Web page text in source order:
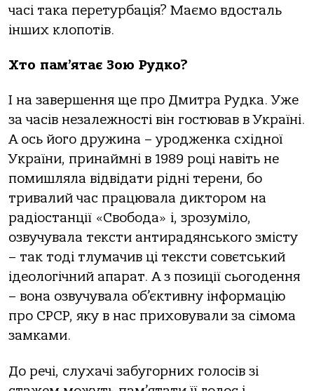
часі така перетурбація? Маємо вдосталь
інших клопотів.
Хто пам’ятає Зою Рудко?
І на завершення ще про Дмитра Рудка. Уже
за часів незалежності він гостював в Україні.
А ось його дружина – уродженка східної
України, принаймні в 1989 році навіть не
помишляла відвідати рідні терени, бо
тривалий час працювала диктором на
радіостанції «Свобода» і, зрозуміло,
озвучувала тексти антирадянського змісту
– так тоді тлумачив ці тексти совєтський
ідеологічний апарат. А з позиції сьогодення
– вона озвучувала об’єктивну інформацію
про СРСР, яку в нас приховували за сімома
замками.
До речі, слухачі забугорних голосів зі